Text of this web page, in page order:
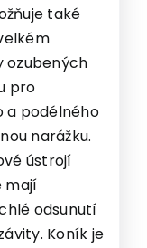
také
ozubených
pro
a podélného
narážku.
ústrojí
mají
odsunutí
Koník je